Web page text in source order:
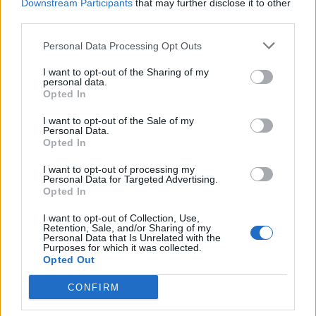
Downstream Participants that may further disclose it to other
Personal Data Processing Opt Outs
I want to opt-out of the Sharing of my
personal data.
Opted In
I want to opt-out of the Sale of my
Personal Data.
Opted In
I want to opt-out of processing my
Personal Data for Targeted Advertising.
Opted In
I want to opt-out of Collection, Use,
Retention, Sale, and/or Sharing of my
Personal Data that Is Unrelated with the
Purposes for which it was collected.
Opted Out
CONFIRM
Η κατηγορία δεν θα είναι γυναικοκτονία, καθώς
δεν την σκότωσε, αλλά πρόκειται για μία ακόμη